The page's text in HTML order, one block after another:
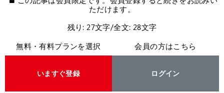
ただけます。
残り: 27文字/全文: 28文字
無料・有料プランを選択
いますぐ登録
会員の方はこちら
ログイン